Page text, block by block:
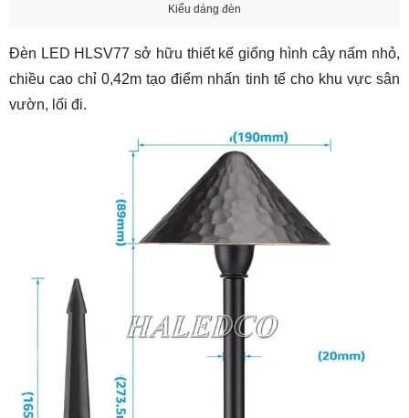
Kiểu dáng đèn
Đèn LED HLSV77 sở hữu thiết kế giống hình cây nấm nhỏ,
chiều cao chỉ 0,42m tạo điểm nhấn tinh tế cho khu vực sân
vườn, lối đi.